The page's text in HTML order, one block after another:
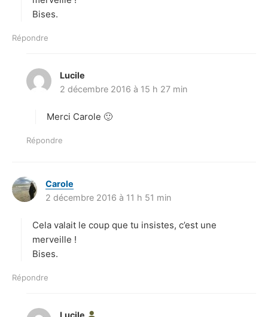
Bises.
Répondre
Lucile
i
2 décembre 2016 à 15 h 27 min
Merci Carole 🙂
Répondre
Carole
i
:
2 décembre 2016 à 11 h 51 min
Cela valait le coup que tu insistes, c’est une
merveille !
Bises.
Répondre
Lucile